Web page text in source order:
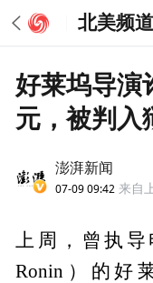
北美频道
好莱坞导演
元，被判入
澎湃新闻
07-09 09:42 来自
上周，曾执
Ronin）的好